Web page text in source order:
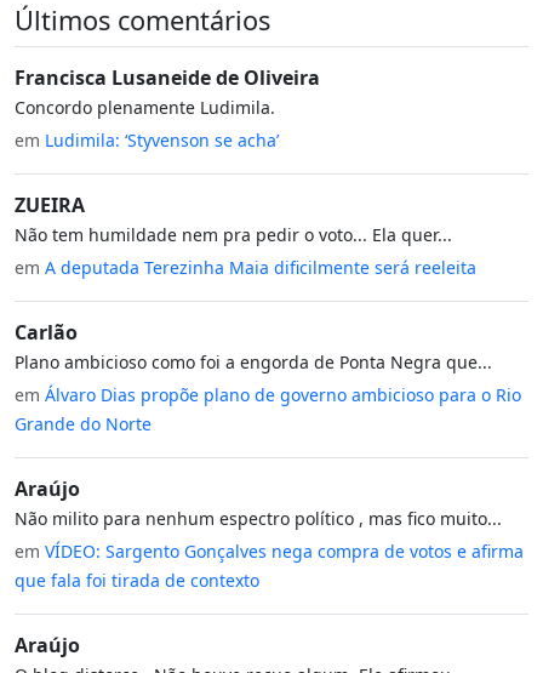
Últimos comentários
Francisca Lusaneide de Oliveira
Concordo plenamente Ludimila.
em Ludimila: ‘Styvenson se acha’
ZUEIRA
Não tem humildade nem pra pedir o voto... Ela quer...
em A deputada Terezinha Maia dificilmente será reeleita
Carlão
Plano ambicioso como foi a engorda de Ponta Negra que...
em Álvaro Dias propõe plano de governo ambicioso para o Rio
Grande do Norte
Araújo
Não milito para nenhum espectro político , mas fico muito...
em VÍDEO: Sargento Gonçalves nega compra de votos e afirma
que fala foi tirada de contexto
Araújo